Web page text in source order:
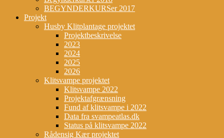
BEGYNDERKURSer 2017
Projekt
Husby Klitplantage projektet
Projektbeskrivelse
2023
2024
2025
2026
Klitsvampe projektet
Klitsvampe 2022
Projektafgrænsning
Fund af klitsvampe i 2022
Data fra svampeatlas.dk
Status på klitsvampe 2022
Rådensig Kær projektet